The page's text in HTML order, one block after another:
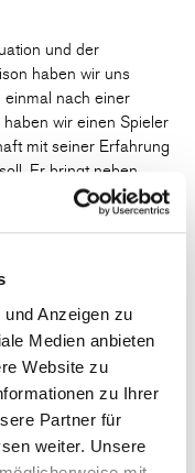
Anzeigen zu
Medien anbieten
Website zu
zu Ihrer
Partner für
weiter. Unsere
und der
haben wir uns
nach einer
wir einen Spieler
mit seiner Erfahrung
Er bringt neben
Skillset auch die nötige
sagt Razvan
Optionen eröffnen
Akademie vier
Löwen aus
dem Konto, aber den
außerdem ein Spiel